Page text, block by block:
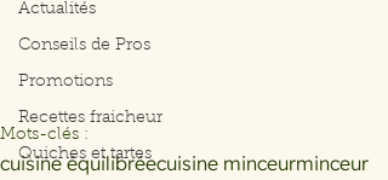
Actualités
Conseils de Pros
Promotions
Recettes fraicheur
Quiches et tartes
Mots-clés :
cuisine équilibréecuisine minceurminceur